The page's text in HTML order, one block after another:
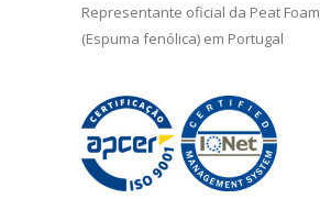
Representante oficial da Peat Foam
(Espuma fenólica) em Portugal